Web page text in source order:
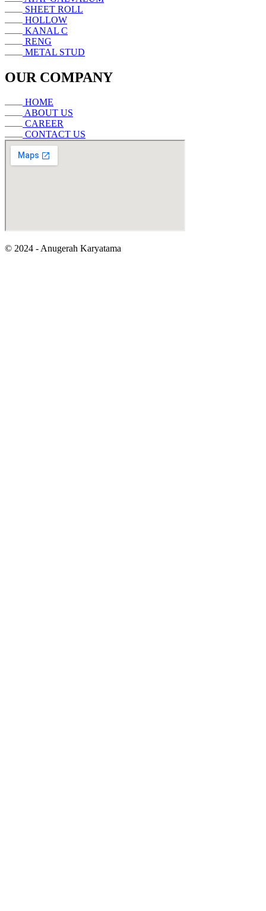
SHEET ROLL
HOLLOW
KANAL C
RENG
METAL STUD
OUR COMPANY
HOME
ABOUT US
CAREER
CONTACT US
© 2024 - Anugerah Karyatama